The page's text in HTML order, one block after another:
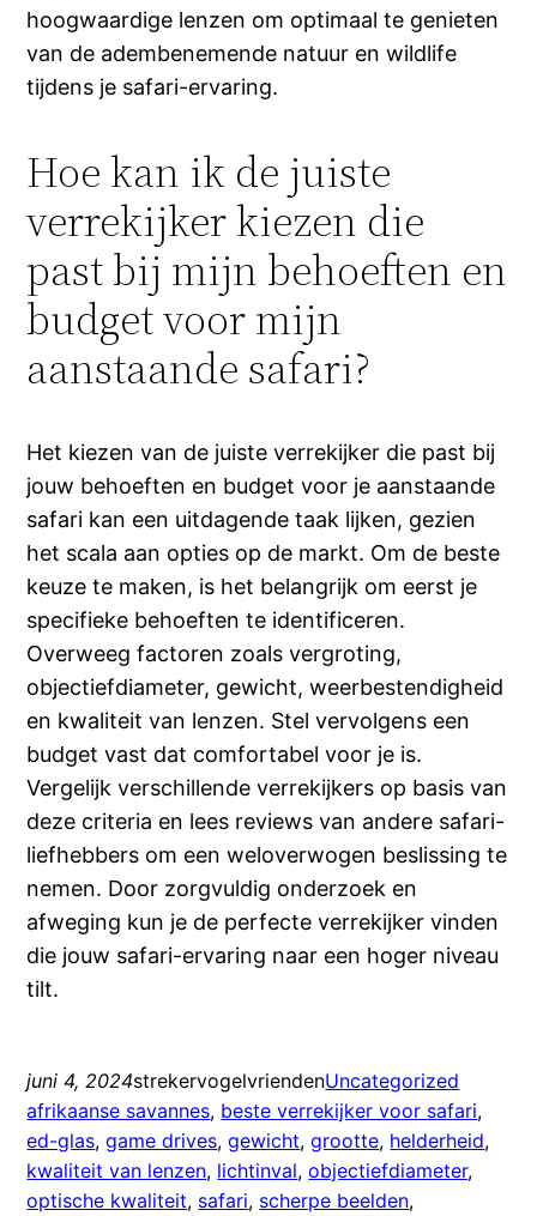
hoogwaardige lenzen om optimaal te genieten
van de adembenemende natuur en wildlife
tijdens je safari-ervaring.
Hoe kan ik de juiste
verrekijker kiezen die
past bij mijn behoeften en
budget voor mijn
aanstaande safari?
Het kiezen van de juiste verrekijker die past bij
jouw behoeften en budget voor je aanstaande
safari kan een uitdagende taak lijken, gezien
het scala aan opties op de markt. Om de beste
keuze te maken, is het belangrijk om eerst je
specifieke behoeften te identificeren.
Overweeg factoren zoals vergroting,
objectiefdiameter, gewicht, weerbestendigheid
en kwaliteit van lenzen. Stel vervolgens een
budget vast dat comfortabel voor je is.
Vergelijk verschillende verrekijkers op basis van
deze criteria en lees reviews van andere safari-
liefhebbers om een weloverwogen beslissing te
nemen. Door zorgvuldig onderzoek en
afweging kun je de perfecte verrekijker vinden
die jouw safari-ervaring naar een hoger niveau
tilt.
juni 4, 2024strekervogelvriendenUncategorized
afrikaanse savannes, beste verrekijker voor safari
ed-glas, game drives, gewicht, grootte, helderheid
kwaliteit van lenzen, lichtinval, objectiefdiameter
optische kwaliteit, safari, scherpe beelden